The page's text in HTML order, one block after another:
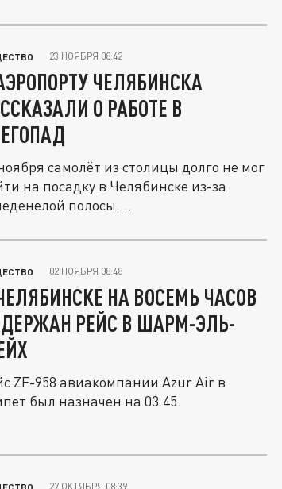
23 НОЯБРЯ 08:42
ЧЕЛЯБИНСКА
О РАБОТЕ В
самолёт из столицы долго не мог
на посадку в Челябинске из-за
полосы....
02 НОЯБРЯ 08:48
НА ВОСЕМЬ ЧАСОВ
РЕЙС В ШАРМ-ЭЛЬ-
ZF-958 авиакомпании Azur Air в
был назначен на 03.45.
27 ОКТЯБРЯ 08:39